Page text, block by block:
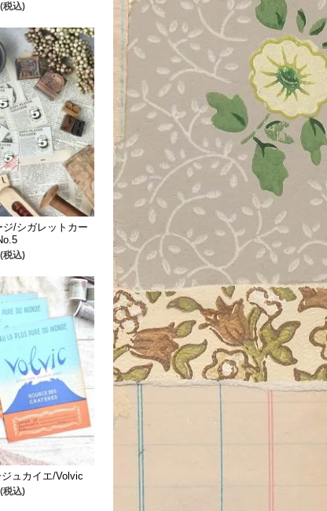
税込)
/シガレットカー
税込)
ュカイエ/Volvic
税込)